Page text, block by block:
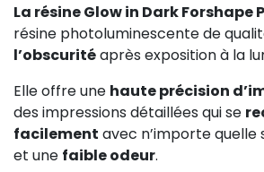
La résine Glow in Dark Forshape
résine photoluminescente de
l’obscuritéaprès exposition à la
Elle offre une haute précision
des impressions détaillées qui se
facilement avec n’importe quelle
et une faible odeur.